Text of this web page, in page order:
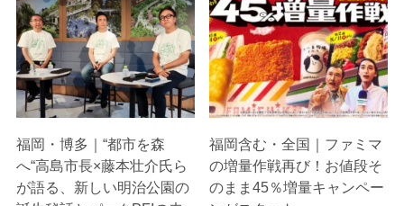
福岡・博多｜“都市を森
へ“高島市長×藤本壮介氏ら
が語る、新しい明治公園の
福岡含む・全国｜ファミマ
の増量作戦再び！お値段そ
のまま45％増量キャンペー